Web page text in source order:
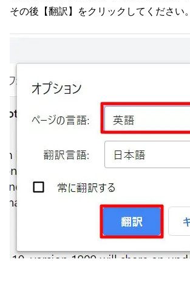
その後【翻訳】をクリックしてください。